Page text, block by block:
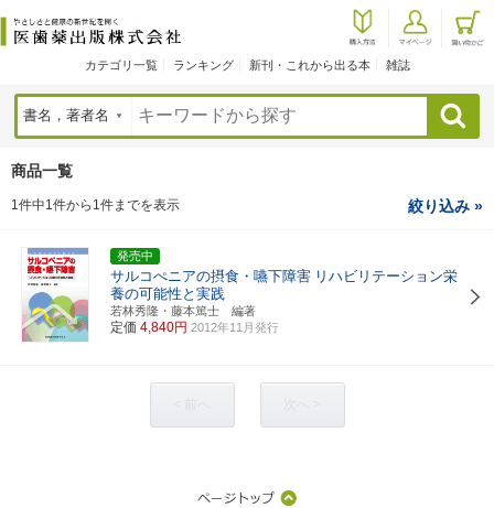
カテゴリ一覧 ランキング 新刊・これから出る本 雑誌
検索
商品一覧
1件中1件から1件までを表示 絞り込み »
発売中
サルコぺニアの摂食・嚥下障害 リハビリテーション栄
養の可能性と実践
若林秀隆・藤本篤士 編著
定価 4,840円 2012年11月発行